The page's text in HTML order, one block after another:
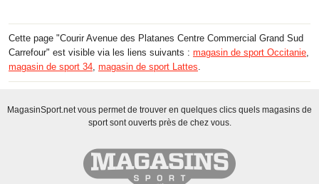
Cette page "Courir Avenue des Platanes Centre Commercial Grand Sud
Carrefour" est visible via les liens suivants : magasin de sport Occitanie
magasin de sport 34 magasin de sport Lattes
MagasinSport.net vous permet de trouver en quelques clics quels magasins de
sport sont ouverts près de chez vous.